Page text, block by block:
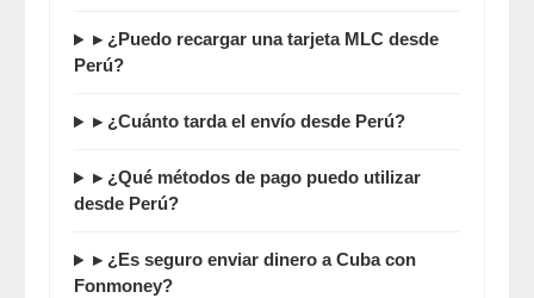
▸ ¿Puedo recargar una tarjeta MLC desde
Perú?
▸ ¿Cuánto tarda el envío desde Perú?
▸ ¿Qué métodos de pago puedo utilizar
desde Perú?
▸ ¿Es seguro enviar dinero a Cuba con
Fonmoney?